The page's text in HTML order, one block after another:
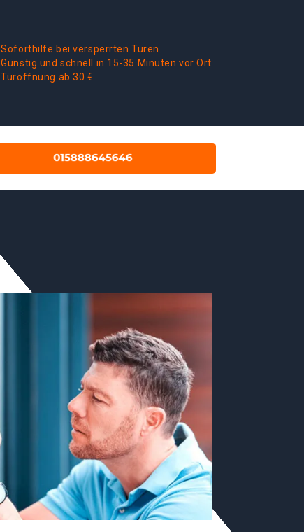
Soforthilfe bei versperrten Türen
Günstig und schnell in 15-35 Minuten vor Ort
Türöffnung ab 30 €